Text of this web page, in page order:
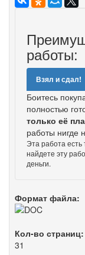
работы:
Взял и сдал!
Боитесь
полностью
только её
работы нигде
Эта работа
найдете эту
деньги.
Формат файла:
Кол-во страниц:
31